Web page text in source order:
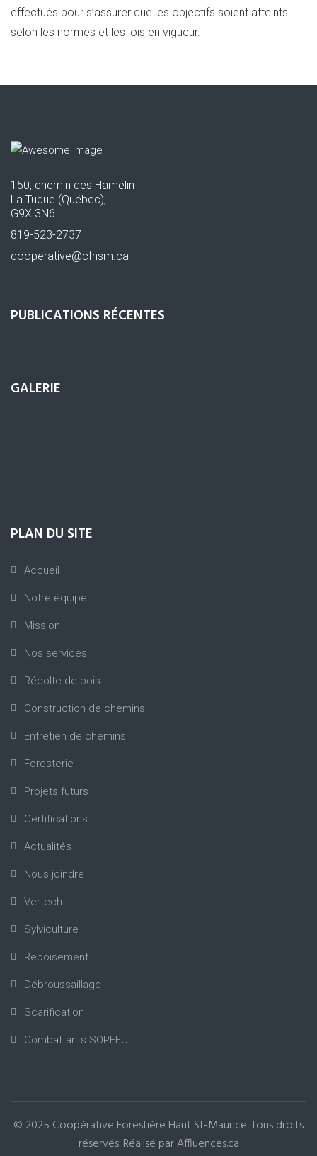
effectués pour s’assurer que les objectifs soient atteints
selon les normes et les lois en vigueur.
150, chemin des Hamelin
La Tuque (Québec),
G9X 3N6
819-523-2737
cooperative@cfhsm.ca
PUBLICATIONS RÉCENTES
GALERIE
PLAN DU SITE
Accueil
Notre équipe
Mission
Nos services
Récolte de bois
Construction de chemins
Entretien de chemins
Foresterie
Projets futurs
Certifications
Actualités
Nous joindre
Vertech
Sylviculture
Reboisement
Débroussaillage
Scarification
Combattants SOPFEU
© 2025 Coopérative Forestière Haut St-Maurice. Tous droits
réservés. Réalisé parAffluences.ca